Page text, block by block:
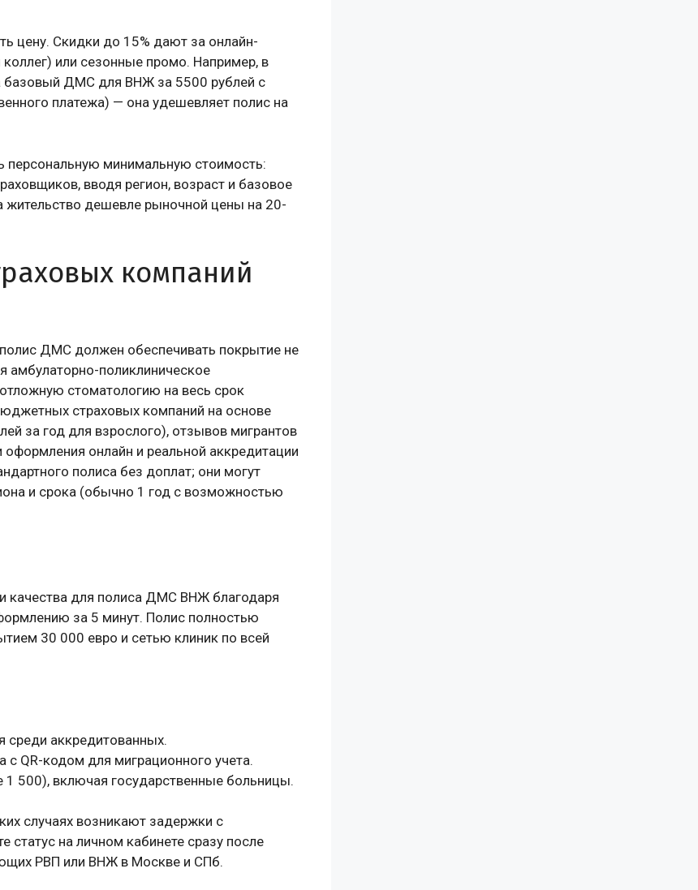
цену. Скидки до 15% дают за онлайн-
или сезонные промо. Например, в
базовый ДМС для ВНЖ за 5500 рублей с
платежа) — она удешевляет полис на
персональную минимальную стоимость:
вводя регион, возраст и базовое
дешевле рыночной цены на 20-
компаний
ДМС должен обеспечивать покрытие не
амбулаторно-поликлиническое
стоматологию на весь срок
страховых компаний на основе
за год для взрослого), отзывов мигрантов
онлайн и реальной аккредитации
полиса без доплат; они могут
и срока (обычно 1 год с возможностью
качества для полиса ДМС ВНЖ благодаря
за 5 минут. Полис полностью
30 000 евро и сетью клиник по всей
среди аккредитованных.
QR-кодом для миграционного учета.
1 500), включая государственные больницы.
случаях возникают задержки с
статус на личном кабинете сразу после
РВП или ВНЖ в Москве и СПб.